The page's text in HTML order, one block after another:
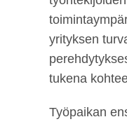
yrityksen
tukena
Työpaikan